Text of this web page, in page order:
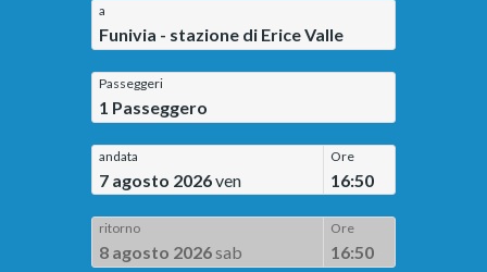
a
Funivia - stazione di Erice Valle
Passeggeri
1 Passeggero
andata
7 agosto 2026ven
Ore
16:50
ritorno
8 agosto 2026sab
Ore
16:50